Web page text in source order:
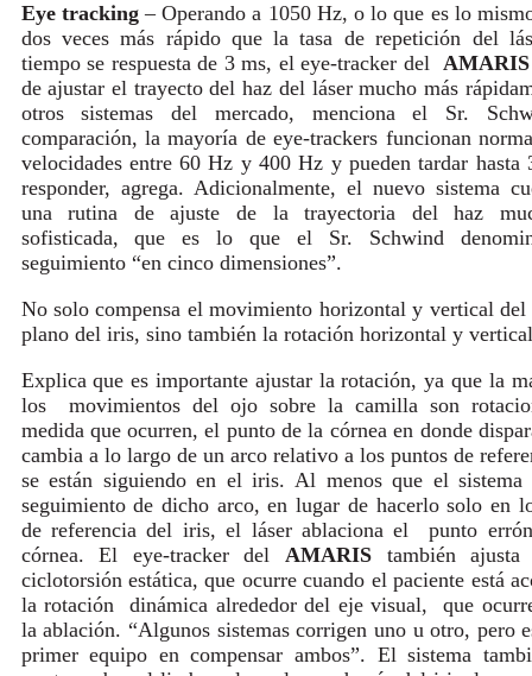
Eye tracking – Operando a 1050 Hz, o lo que es lo
dos veces más rápido que la tasa de repetición del
tiempo se respuesta de 3 ms, el eye-tracker del AMARIS
de ajustar el trayecto del haz del láser mucho más
otros sistemas del mercado, menciona el Sr.
comparación, la mayoría de eye-trackers funcionan
velocidades entre 60 Hz y 400 Hz y pueden tardar hasta
responder, agrega. Adicionalmente, el nuevo sistema
una rutina de ajuste de la trayectoria del haz
sofisticada, que es lo que el Sr. Schwind
seguimiento “en cinco dimensiones”.
No solo compensa el movimiento horizontal y vertical
plano del iris, sino también la rotación horizontal y
Explica que es importante ajustar la rotación, ya que la
los movimientos del ojo sobre la camilla son
medida que ocurren, el punto de la córnea en donde
cambia a lo largo de un arco relativo a los puntos de
se están siguiendo en el iris. Al menos que el sistema
seguimiento de dicho arco, en lugar de hacerlo solo en
de referencia del iris, el láser ablaciona el punto
córnea. El eye-tracker del AMARIS
también
ciclotorsión estática, que ocurre cuando el paciente está
la rotación dinámica alrededor del eje visual, que
la ablación. “Algunos sistemas corrigen uno u otro, pero
primer equipo en compensar ambos”. El sistema